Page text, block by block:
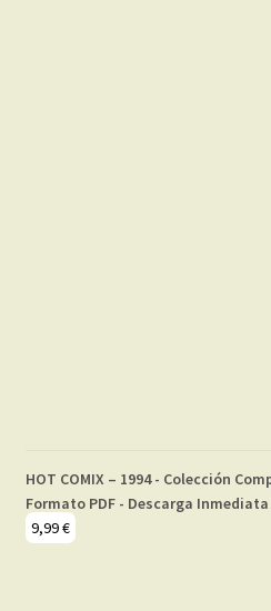
HOT COMIX – 1994 - Colección
Formato PDF - Descarga Inmediata
9,99€